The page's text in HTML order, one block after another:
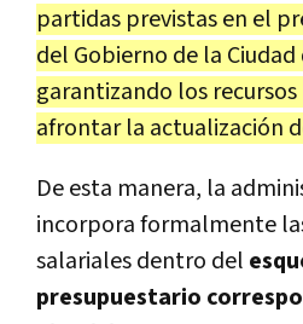
partidas previstas en el
del Gobierno de la Ciudad
garantizando los recursos
afrontar la actualización
De esta manera, la
incorpora formalmente
salariales dentro del
presupuestario